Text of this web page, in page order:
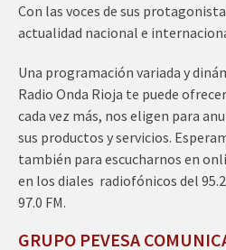
Con las voces de sus
actualidad nacional e
Una programación variada y
Radio Onda Rioja te puede
cada vez más, nos eligen para
sus productos y servicios.
también para escucharnos en
en los diales radiofónicos del 95.2
97.0 FM.
GRUPO PEVESA